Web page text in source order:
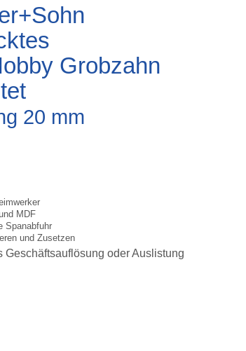
Grobzahn
20 mm
MDF
Spanabfuhr
und Zusetzen
oder Auslistung